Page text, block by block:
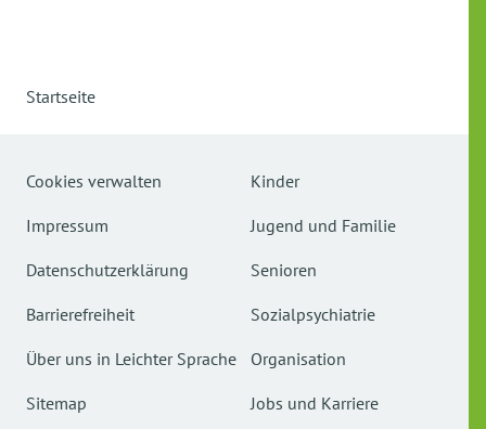
Startseite
Cookies verwalten
Impressum
Datenschutzerklärung
Barrierefreiheit
Über uns in Leichter Sprache
Sitemap
Kinder
Jugend und Familie
Senioren
Sozialpsychiatrie
Organisation
Jobs und Karriere